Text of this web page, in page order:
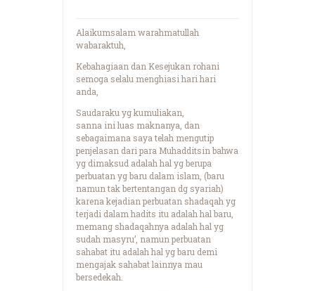
Alaikumsalam warahmatullah
wabaraktuh,
Kebahagiaan dan Kesejukan rohani
semoga selalu menghiasi hari hari
anda,
Saudaraku yg kumuliakan,
sanna ini luas maknanya, dan
sebagaimana saya telah mengutip
penjelasan dari para Muhadditsin bahwa
yg dimaksud adalah hal yg berupa
perbuatan yg baru dalam islam, (baru
namun tak bertentangan dg syariah)
karena kejadian perbuatan shadaqah yg
terjadi dalam hadits itu adalah hal baru,
memang shadaqahnya adalah hal yg
sudah masyru’, namun perbuatan
sahabat itu adalah hal yg baru demi
mengajak sahabat lainnya mau
bersedekah.